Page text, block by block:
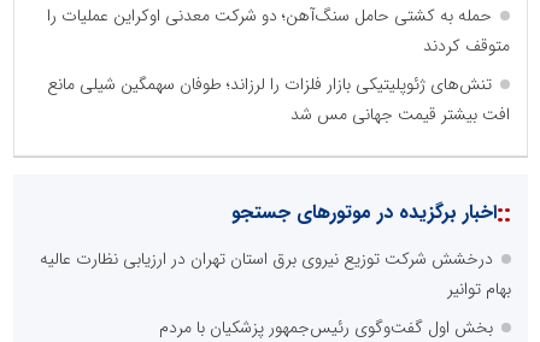
حمله به کشتی حامل سنگ‌آهن؛ دو شرکت معدنی اوکراین عملیات را
متوقف کردند
تنش‌های ژئوپلیتیکی بازار فلزات را لرزاند؛ طوفان سهمگین شیلی مانع
افت بیشتر قیمت جهانی مس شد
::اخبار برگزیده در موتورهای جستجو
درخشش شرکت توزیع نیروی برق استان تهران در ارزیابی نظارت عالیه
بهام توانیر
بخش اول گفت‌وگوی رئیس‌جمهور پزشکیان با مردم